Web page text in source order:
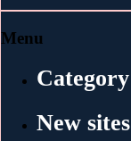
Menu
Category
New sites